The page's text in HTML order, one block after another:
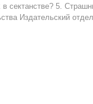
в сектанстве? 5.
Издательский